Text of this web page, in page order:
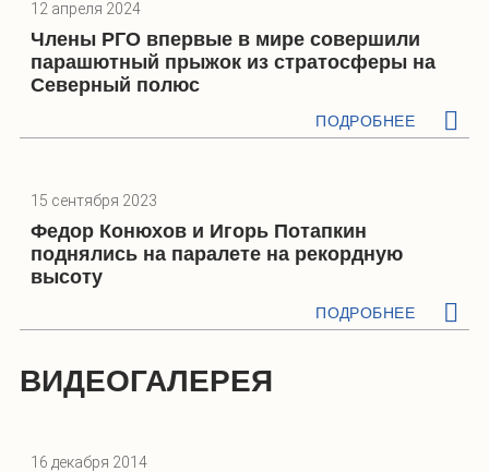
12 апреля 2024
Члены РГО впервые в мире совершили
парашютный прыжок из стратосферы на
Северный полюс
ПОДРОБНЕЕ
15 сентября 2023
Федор Конюхов и Игорь Потапкин
поднялись на паралете на рекордную
высоту
ПОДРОБНЕЕ
ВИДЕОГАЛЕРЕЯ
16 декабря 2014